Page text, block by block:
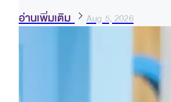
อ่านเพิ่มเติม Aug 5, 2026